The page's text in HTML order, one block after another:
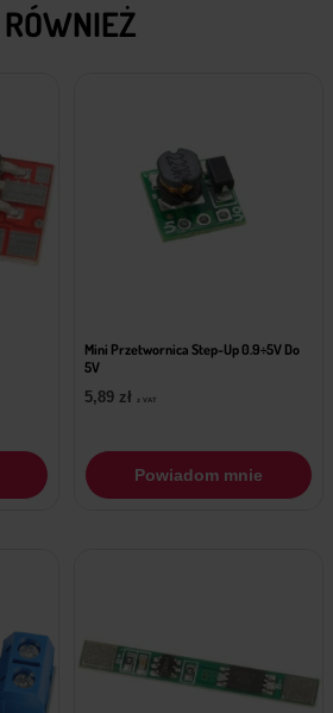
Mini Przetwornica Step-Up 0.9÷5V Do
5V
5,89 zł z VAT
Powiadom mnie